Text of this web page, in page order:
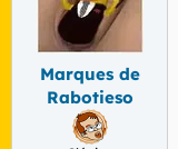
Marques de
Rabotieso